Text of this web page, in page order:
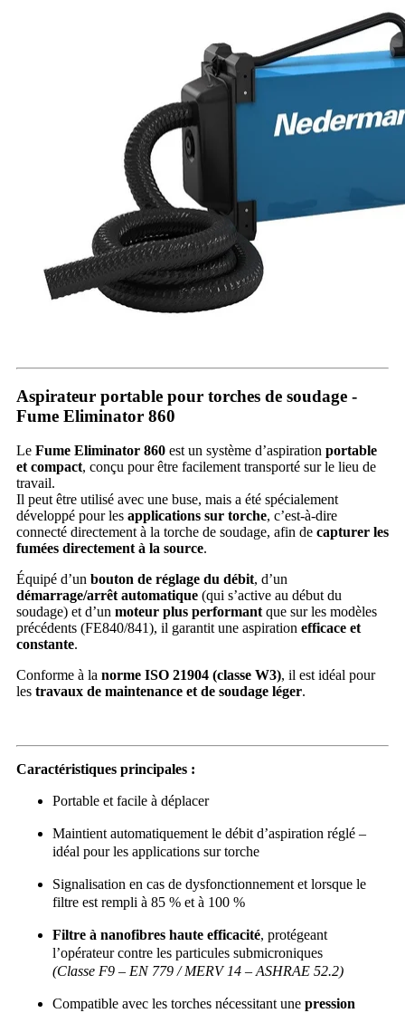
Aspirateur portable pour torches de soudage -
Fume Eliminator 860
Le Fume Eliminator 860 est un système d’aspiration portable
et compact, conçu pour être facilement transporté sur le lieu de
travail.
Il peut être utilisé avec une buse, mais a été spécialement
développé pour les applications sur torche, c’est-à-dire
connecté directement à la torche de soudage, afin de capturer les
fumées directement à la source.
Équipé d’un bouton de réglage du débit, d’un
démarrage/arrêt automatique (qui s’active au début du
soudage) et d’un moteur plus performant que sur les modèles
précédents (FE840/841), il garantit une aspiration efficace et
constante.
Conforme à la norme ISO 21904 (classe W3), il est idéal pour
les travaux de maintenance et de soudage léger.
Caractéristiques principales :
Portable et facile à déplacer
Maintient automatiquement le débit d’aspiration réglé –
idéal pour les applications sur torche
Signalisation en cas de dysfonctionnement et lorsque le
filtre est rempli à 85 % et à 100 %
Filtre à nanofibres haute efficacité, protégeant
l’opérateur contre les particules submicroniques
(Classe F9 – EN 779 / MERV 14 – ASHRAE 52.2)
Compatible avec les torches nécessitant une pression